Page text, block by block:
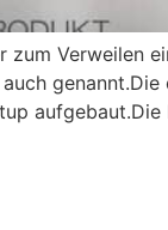
zum Verweilen